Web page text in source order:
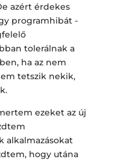
azért érdekes
programhibát -
tolerálnak a
ha az nem
tetszik nekik,
ezeket az új
alkalmazásokat
hogy utána